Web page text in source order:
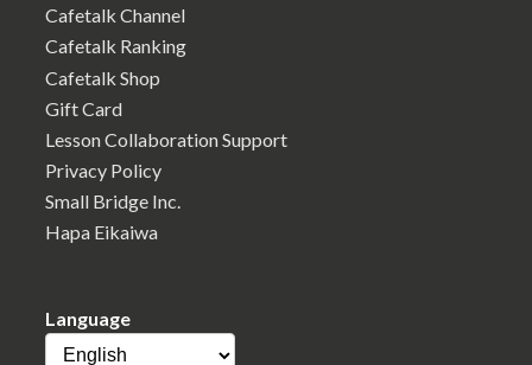
Cafetalk Channel
Cafetalk Ranking
Cafetalk Shop
Gift Card
Lesson Collaboration Support
Privacy Policy
Small Bridge Inc.
Hapa Eikaiwa
Language